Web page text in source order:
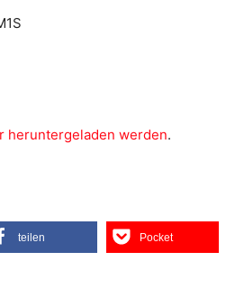
heruntergeladen werden.
teilen Pocket